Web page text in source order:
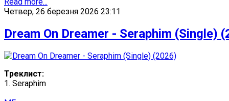
Четвер, 26 березня 2026 23:11
Dream On Dreamer - Seraphim (Single)
Треклист:
1. Seraphim